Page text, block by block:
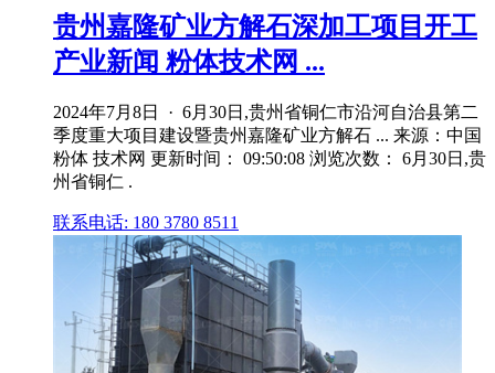
贵州嘉隆矿业方解石深加工项目开工
产业新闻 粉体技术网 ...
2024年7月8日 · 6月30日,贵州省铜仁市沿河自治县第二
季度重大项目建设暨贵州嘉隆矿业方解石 ... 来源：中国
粉体 技术网 更新时间： 09:50:08 浏览次数： 6月30日,贵
州省铜仁 .
联系电话: 180 3780 8511